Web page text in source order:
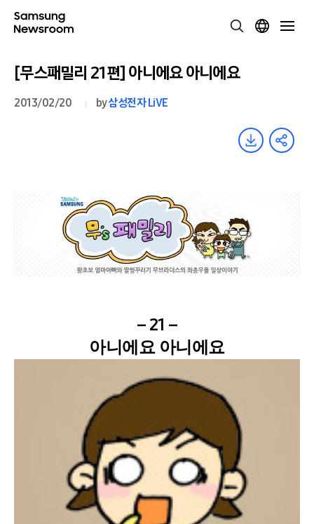
[무스패밀리 21편] 아니에요 아니에요
2013/02/20 by삼성전자 LiVE
– 21 –
아니에요 아니에요